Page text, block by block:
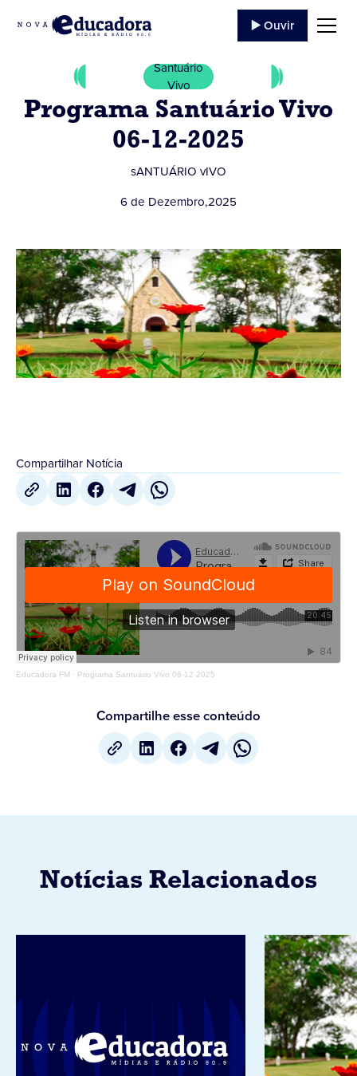
▶️ Ouvir
Santuário
Vivo
Programa Santuário Vivo
06-12-2025
sANTUÁRIO vIVO
6 de Dezembro,2025
Compartilhar Notícia
Educadora FM · Programa Santuário Vivo 06-12-2025
Compartilhe esse conteúdo
Notícias Relacionados